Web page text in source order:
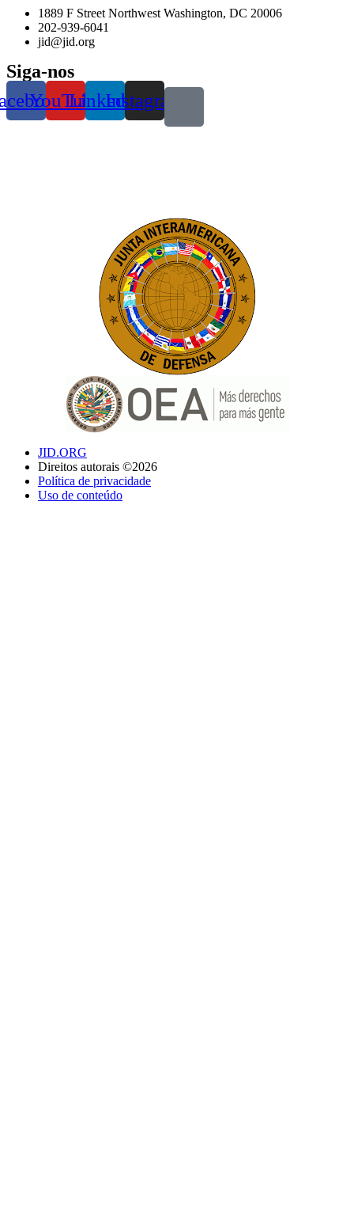
1889 F Street Northwest Washington, DC 20006
202-939-6041
jid@jid.org
Siga-nos
YouTubeLinkedin
Instagram
JID.ORG
Direitos autorais ©2026
Política de privacidade
Uso de conteúdo